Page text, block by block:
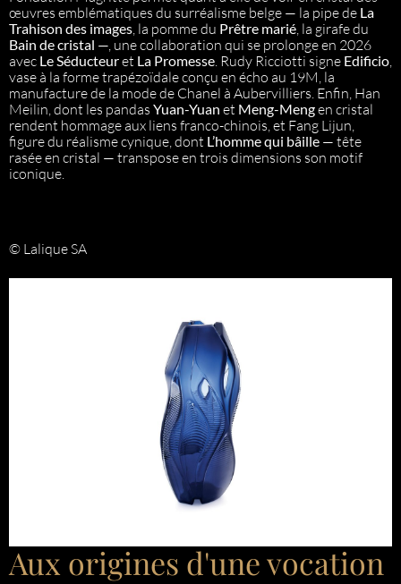
œuvres emblématiques du surréalisme belge — la pipe de La
Trahison des images, la pomme du Prêtre marié, la girafe du
Bain de cristal —, une collaboration qui se prolonge en 2026
avec Le Séducteuret La Promesse. Rudy Ricciotti signe Edificio,
vase à la forme trapézoïdale conçu en écho au 19M, la
manufacture de la mode de Chanel à Aubervilliers. Enfin, Han
Meilin, dont les pandas Yuan-Yuan et Meng-Mengen cristal
rendent hommage aux liens franco-chinois, et Fang Lijun,
figure du réalisme cynique, dont L’homme qui bâille — tête
rasée en cristal — transpose en trois dimensions son motif
iconique.
© Lalique SA
Aux origines d'une vocation